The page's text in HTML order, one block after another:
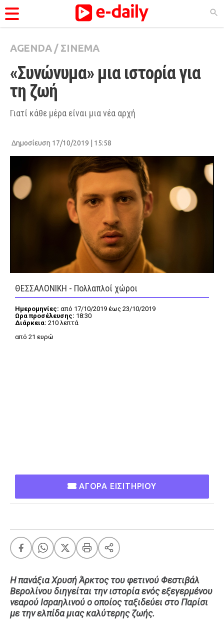
ΚΑΤΗΓΟΡΊΕΣ
Ειδήσεις
Θέματα
Videos
Viral
City Guide
FEEDS
Πάσχα Eurovision
Retro Summer
OMG
AGENDA
Εισιτήρια
AGENDA/ ΣΙΝΕΜΑ
«Συνώνυμα» μια ιστορία για
τη ζωή
Γιατί κάθε μέρα είναι μια νέα αρχή
Δημοσίευση 17/10/2019 | 15:58
ΘΕΣΣΑΛΟΝΙΚΗ - Πολλαπλοί χώροι
Ημερομηνίες: από 17/10/2019 έως 23/10/2019
Ωρα προσέλευσης: 18:30
Διάρκεια: 210 λεπτά
από 21 ευρώ
ΑΓΟΡΑ ΕΙΣΙΤΗΡΙΟΥ
Η πανάξια Χρυσή Άρκτος του φετινού Φεστιβάλ
Βερολίνου διηγείται την ιστορία ενός εξεγερμένου
νεαρού Ισραηλινού ο οποίος ταξιδεύει στο Παρίσι
με την ελπίδα μιας καλύτερης ζωής.